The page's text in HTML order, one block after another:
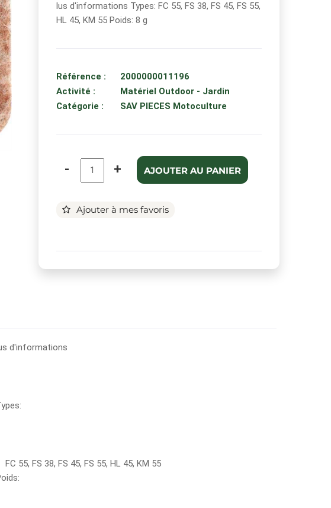
lus d'informations Types: FC 55, FS 38, FS 45, FS 55,
HL 45, KM 55 Poids: 8 g
Référence :
2000000011196
Activité :
Matériel Outdoor - Jardin
Catégorie :
SAV PIECES Motoculture
- + AJOUTER AU PANIER
Ajouter à mes favoris
d'informations
FC 55, FS 38, FS 45, FS 55, HL 45, KM 55